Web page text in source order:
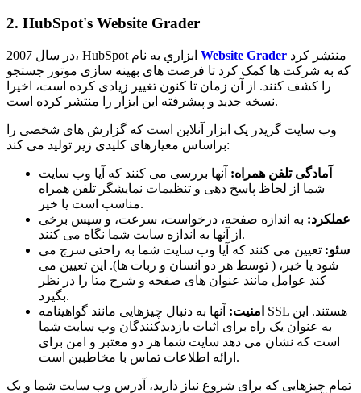
2. HubSpot's Website Grader
Website Grader
که به شرکت ها کمک کرد تا فرصت های بهینه سازی موتور جستجو
را کشف کنند. از آن زمان تا کنون تغییر زیادی کرده است، اخیرا
نسخه جدید و پیشرفته این ابزار را منتشر کرده است.
وب سایت گریدر یک ابزار آنلاین است که گزارش های شخصی را
براساس معیارهای کلیدی زیر تولید می کند:
آمادگی تلفن همراه: آنها بررسی می کنند که آیا وب سایت
شما از لحاظ پاسخ دهی و تنظیمات نمایشگر تلفن همراه
مناسب است یا خیر.
عملکرد: به اندازه صفحه، درخواست، سرعت، و سپس برخی
از آنها به اندازه سایت شما نگاه می کنند.
سئو: تعیین می کنند که آیا وب سایت شما به راحتی سرچ می
شود یا خیر، ( توسط هر دو انسان و ربات ها). این تعیین می
کند عوامل مانند عنوان های صفحه و شرح متا را در نظر
بگیرد.
امنیت: آنها به دنبال چیزهایی مانند گواهینامه SSL هستند. این
به عنوان یک راه برای اثبات بازدیدکنندگان وب سایت شما
است که نشان می دهد سایت شما هر دو معتبر و امن برای
ارائه اطلاعات تماس با مخاطبین است.
تمام چیزهایی که برای شروع نیاز دارید، آدرس وب سایت شما و یک